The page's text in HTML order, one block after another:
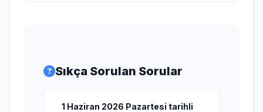
Sıkça Sorulan Sorular
1 Haziran 2026 Pazartesi tarihli